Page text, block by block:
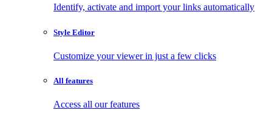
Identify, activate and import your links automatically
Style Editor
Customize your viewer in just a few clicks
All features
Access all our features